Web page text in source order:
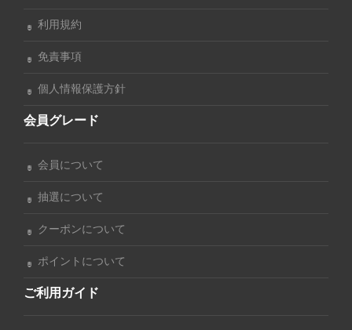
利用規約
免責事項
個人情報保護方針
会員グレード
会員について
抽選について
クーポンについて
ポイントについて
ご利用ガイド